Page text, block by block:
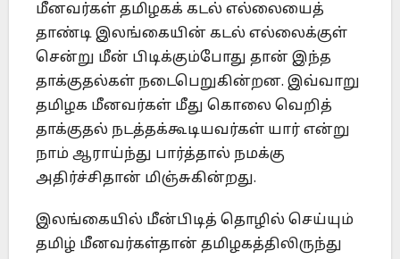
மீனவர்கள் தமிழகக் கடல் எல்லையைத்
தாண்டி இலங்கையின் கடல் எல்லைக்குள்
சென்று மீன் பிடிக்கும்போது தான் இந்த
தாக்குதல்கள் நடைபெறுகின்றன. இவ்வாறு
தமிழக மீனவர்கள் மீது கொலை வெறித்
தாக்குதல் நடத்தக்கூடியவர்கள் யார் என்று
நாம் ஆராய்ந்து பார்த்தால் நமக்கு
அதிர்ச்சிதான் மிஞ்சுகின்றது.
இலங்கையில் மீன்பிடித் தொழில் செய்யும்
தமிழ் மீனவர்கள்தான் தமிழகத்திலிருந்து